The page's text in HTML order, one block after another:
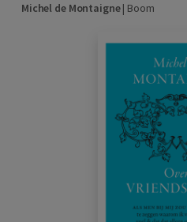
Michel de Montaigne| Boom